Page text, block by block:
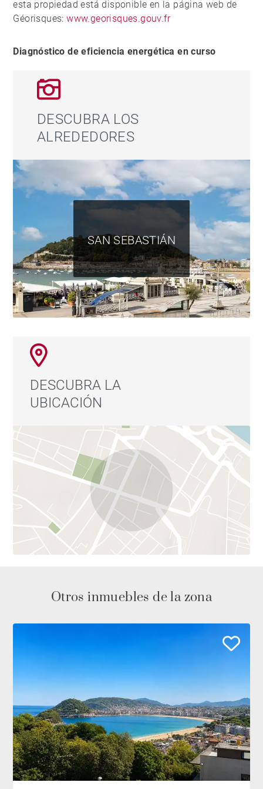
Incluye una plaza de garaje en el sótano del edificio,
con acceso directo mediante ascensor.
Su ubicación es uno de sus principales atractivos:
una calle tranquila y con escaso tráfico, y a poca
transporte y del centro de la ciudad.
Una propiedad equilibrada que combina calidad de
vida, licencia turística activa y potencial de inversión,
en una de las direcciones más consolidadas y
valoradas de San Sebastián, en el Paseo de
Miraconcha.
esta propiedad está disponible en la página web de
Géorisques:www.georisques.gouv.fr
Diagnóstico de eficiencia energética en curso
DESCUBRA LOS
ALREDEDORES
SAN SEBASTIÁN
DESCUBRA LA
UBICACIÓN
Otros inmuebles de la zona